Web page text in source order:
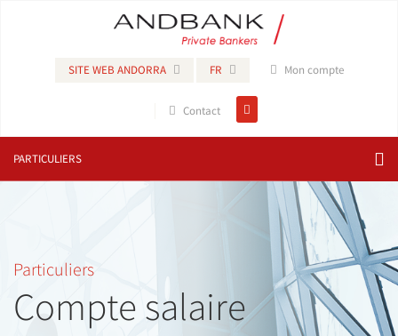
SITE WEB ANDORRA FR Mon compte
Contact
PARTICULIERS
Particuliers
Compte salaire